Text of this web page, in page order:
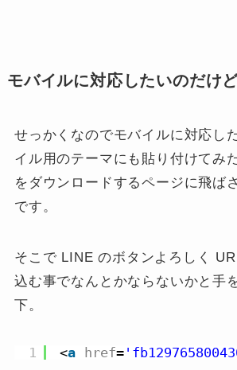
モバイルに対応したいのだけ
せっかくなのでモバイルに対応し
イル用のテーマにも貼り付けてみ
をダウンロードするページに飛ば
です。
そこで LINE のボタンよろしく
込む事でなんとかならないかと手
下。
1 <a href=